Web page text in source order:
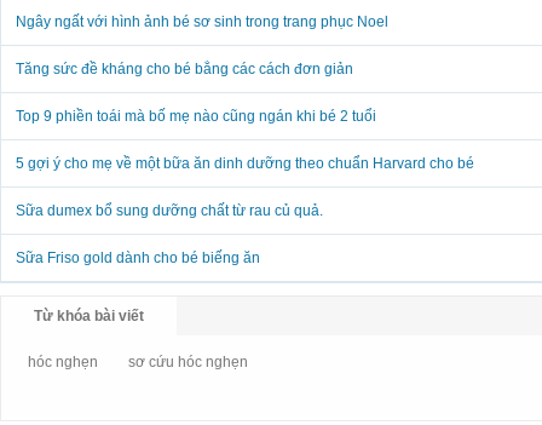
Ngây ngất với hình ảnh bé sơ sinh trong trang phục Noel
Tăng sức đề kháng cho bé bằng các cách đơn giản
Top 9 phiền toái mà bố mẹ nào cũng ngán khi bé 2 tuổi
5 gợi ý cho mẹ về một bữa ăn dinh dưỡng theo chuẩn Harvard cho bé
Sữa dumex bổ sung dưỡng chất từ rau củ quả.
Sữa Friso gold dành cho bé biếng ăn
Từ khóa bài viết
hóc nghẹn sơ cứu hóc nghẹn